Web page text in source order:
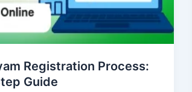
Registration Process:
Guide